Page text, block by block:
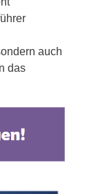
auch
das